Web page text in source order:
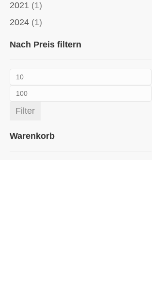
2021 (1)
2024 (1)
Nach Preis filtern
Filter
Warenkorb